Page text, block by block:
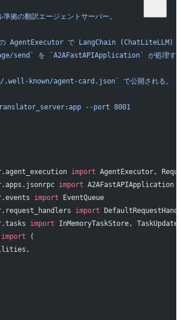
拠の翻訳エージェントサーバー。
AgentExecutor で LangChain (ChatLiteLLM)
send` を `A2AFastAPIApplication` が処理す
known/agent-card.json` で公開される。
--port 8001
import AgentExecutor,
import A2AFastAPIApplication
import EventQueue
import
import InMemoryTaskStore,
import (